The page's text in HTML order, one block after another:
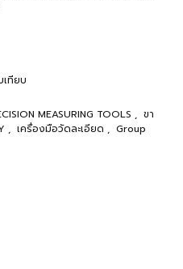
เทียบ
MEASURING TOOLS , ขา
, เครื่องมือวัดละเอียด , Group